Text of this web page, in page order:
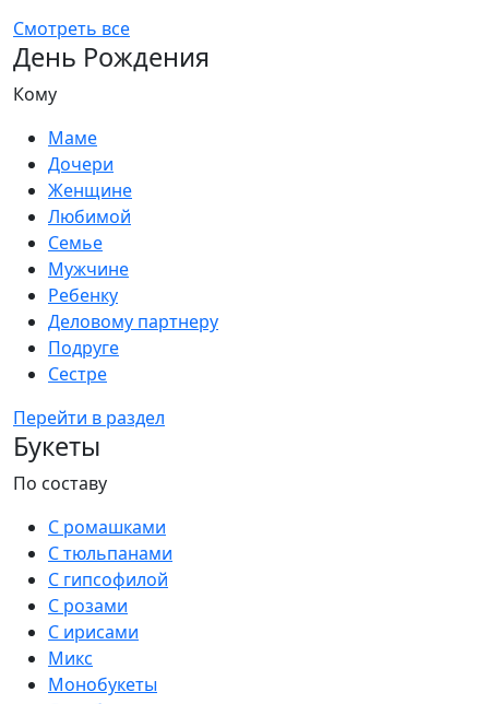
Смотреть все
День Рождения
Кому
Маме
Дочери
Женщине
Любимой
Семье
Мужчине
Ребенку
Деловому партнеру
Подруге
Сестре
Перейти в раздел
Букеты
По составу
С ромашками
С тюльпанами
С гипсофилой
С розами
С ирисами
Микс
Монобукеты